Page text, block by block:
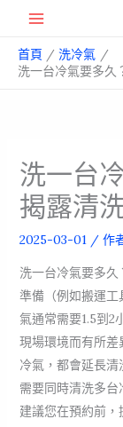
Menu
首頁
洗冷氣
洗一台冷氣要多久
洗一台
揭露清
2025-03-01 / 作
洗一台冷氣要多
準備（例如搬運
氣通常需要1.5到2
現場環境而有所
冷氣，都會延長
需要同時清洗多台
建議您在預約前